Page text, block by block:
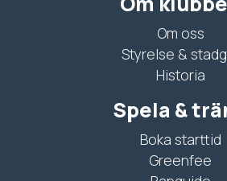
Om oss
Styrelse &
Historia
Spela &
Boka starttid
Greenfee